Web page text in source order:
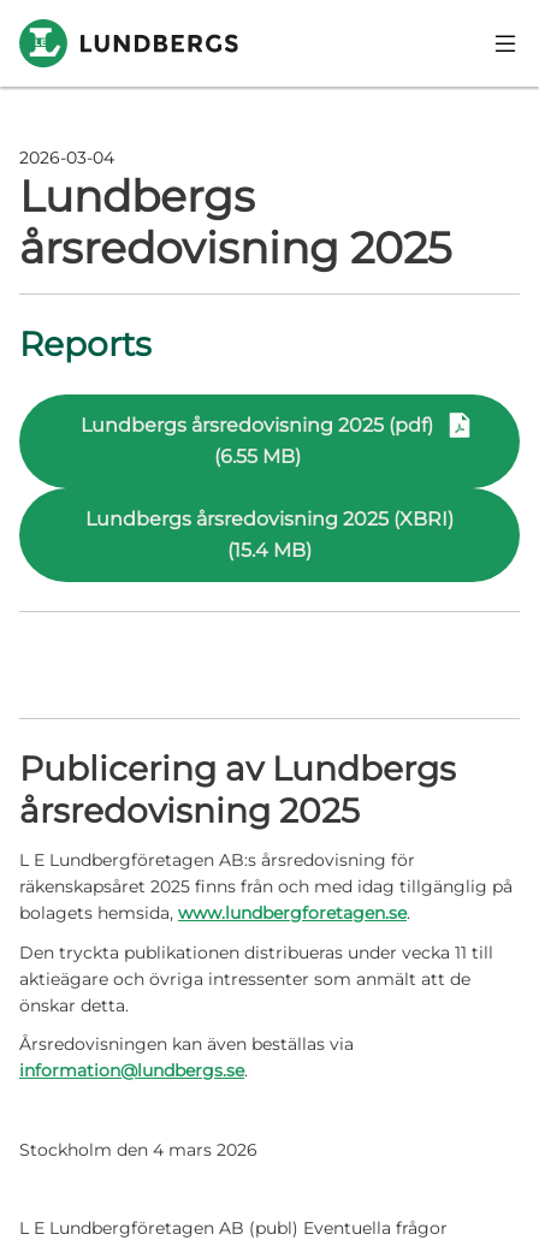
Skip to main content
2026-03-04
Lundbergs
årsredovisning 2025
Reports
Lundbergs årsredovisning 2025 (pdf)
(6.55 MB)
Lundbergs årsredovisning 2025 (XBRI)
(15.4 MB)
Publicering av Lundbergs
årsredovisning 2025
L E Lundbergföretagen AB:s årsredovisning för
räkenskapsåret 2025 finns från och med idag tillgänglig på
bolagets hemsida, www.lundbergforetagen.se.
Den tryckta publikationen distribueras under vecka 11 till
aktieägare och övriga intressenter som anmält att de
önskar detta.
Årsredovisningen kan även beställas via
information@lundbergs.se.
Stockholm den 4 mars 2026
L E Lundbergföretagen AB (publ) Eventuella frågor